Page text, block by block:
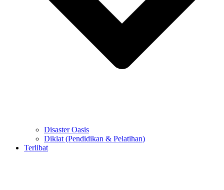
Disaster Oasis
Diklat (Pendidikan & Pelatihan)
Terlibat